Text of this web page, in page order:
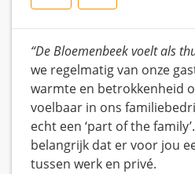
“De Bloemenbeek voelt als
we regelmatig van onze
warmte en betrokkenheid
voelbaar in ons
echt een ‘part of the
belangrijk dat er voor jou
tussen werk en privé.